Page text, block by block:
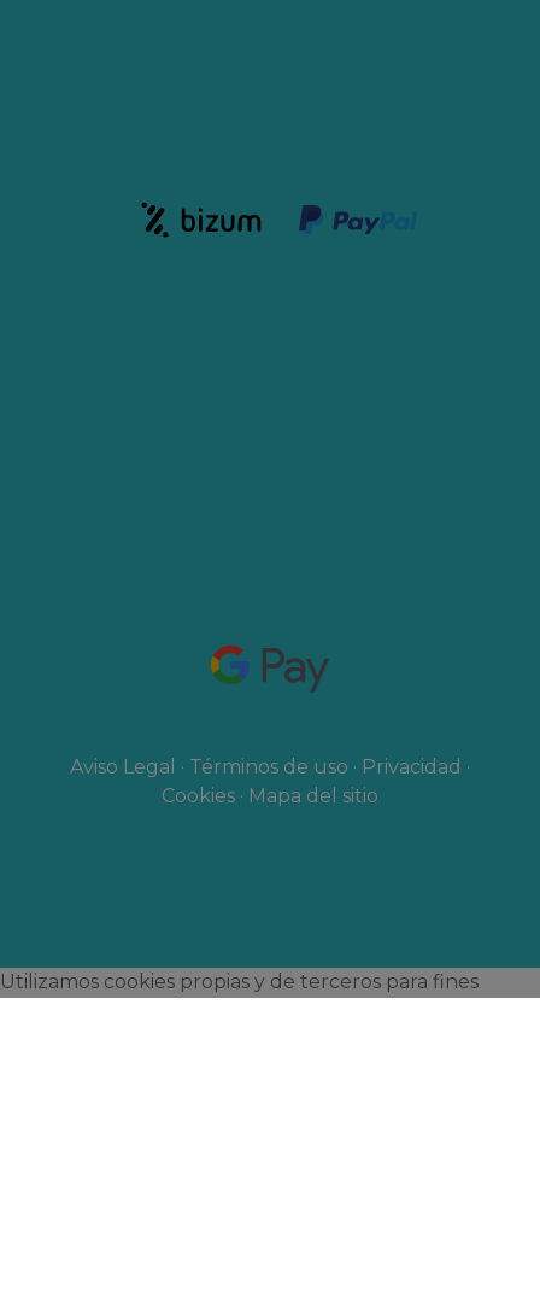
Aviso Legal · Términos de uso · Privacidad ·
Cookies · Mapa del sitio
Utilizamos cookies propias y de terceros para fines